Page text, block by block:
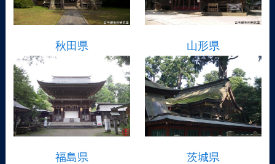
秋田県 山形県
福島県 茨城県